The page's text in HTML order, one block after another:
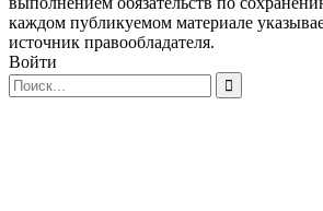
каждом публикуемом материале
источник правообладателя.
Войти